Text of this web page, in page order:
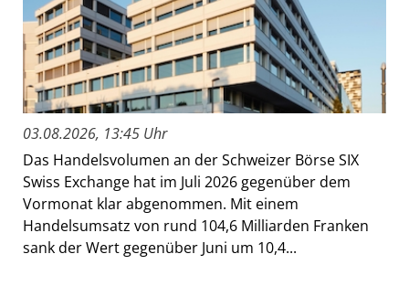
03.08.2026, 13:45 Uhr
Das Handelsvolumen an der Schweizer Börse SIX
Swiss Exchange hat im Juli 2026 gegenüber dem
Vormonat klar abgenommen. Mit einem
Handelsumsatz von rund 104,6 Milliarden Franken
sank der Wert gegenüber Juni um 10,4...